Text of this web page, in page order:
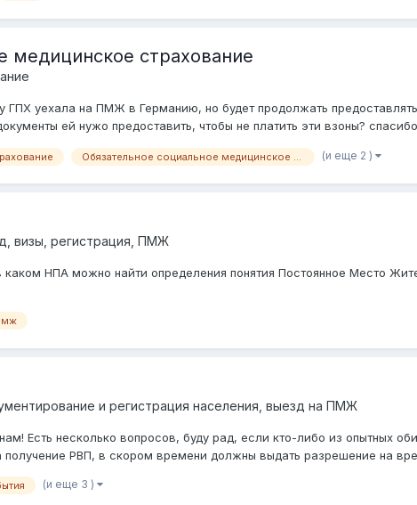
медицинское страхование
ГПХ уехала на ПМЖ в Германию, но будет продолжать
ей нужо предоставить, чтобы не платить эти взоны?
(и еще 2 )
визы, регистрация, ПМЖ
НПА можно найти определения понятия Постоянное Место
и регистрация населения, выезд на ПМЖ
Есть несколько вопросов, буду рад, если кто-либо из опытных
получение РВП, в скором времени должны выдать разрешение на
(и еще 3 )